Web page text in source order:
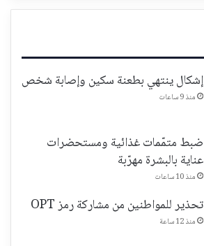
إشكال ينتهي بطعنة سكين وإصابة شخص
منذ 9 ساعات
ضبط متمّمات غذائية ومستحضرات
عناية بالبشرة مهرّبة
منذ 10 ساعات
تحذير للمواطنين من مشاركة رمز OPT
منذ 12 ساعة